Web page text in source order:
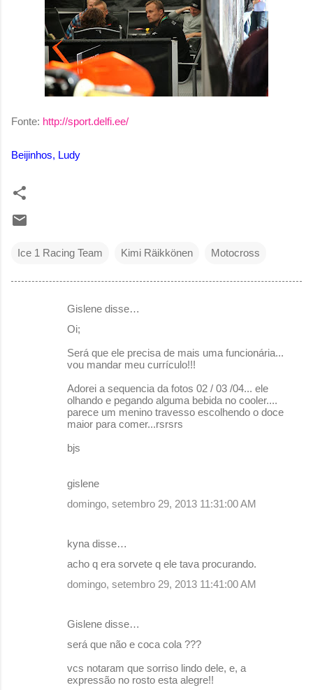
Fonte: http://sport.delfi.ee/
Beijinhos, Ludy
Ice 1 Racing Team Kimi Räikkönen Motocross
Gislene disse…
Oi;
Será que ele precisa de mais uma funcionária...
vou mandar meu currículo!!!
Adorei a sequencia da fotos 02 / 03 /04... ele
olhando e pegando alguma bebida no cooler....
parece um menino travesso escolhendo o doce
maior para comer...rsrsrs
bjs
gislene
domingo, setembro 29, 2013 11:31:00 AM
kyna disse…
acho q era sorvete q ele tava procurando.
domingo, setembro 29, 2013 11:41:00 AM
Gislene disse…
será que não e coca cola ???
vcs notaram que sorriso lindo dele, e, a
expressão no rosto esta alegre!!